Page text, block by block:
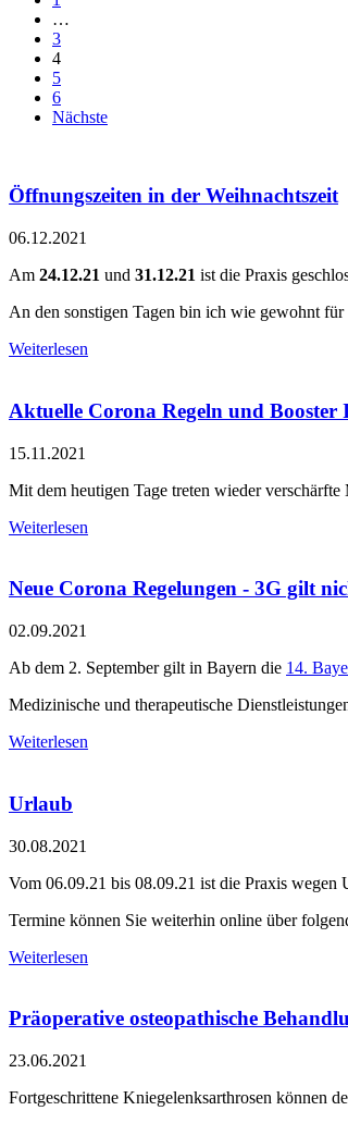
…
3
4
5
6
Nächste
Öffnungszeiten in der Weihnachtszeit
06.12.2021
Am 24.12.21 und 31.12.21 ist die Praxis
An den sonstigen Tagen bin ich wie gewohnt für
Weiterlesen
Aktuelle Corona Regeln und Booster
15.11.2021
Mit dem heutigen Tage treten wieder
Weiterlesen
Neue Corona Regelungen - 3G gilt
02.09.2021
Ab dem 2. September gilt in Bayern die 14.
Medizinische und therapeutische
Weiterlesen
Urlaub
30.08.2021
Vom 06.09.21 bis 08.09.21 ist die Praxis wegen
Termine können Sie weiterhin online über
Weiterlesen
Präoperative osteopathische
23.06.2021
Fortgeschrittene Kniegelenksarthrosen können